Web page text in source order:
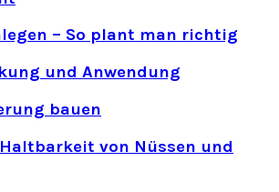
– So plant man richtig
und Anwendung
bauen
von Nüssen und